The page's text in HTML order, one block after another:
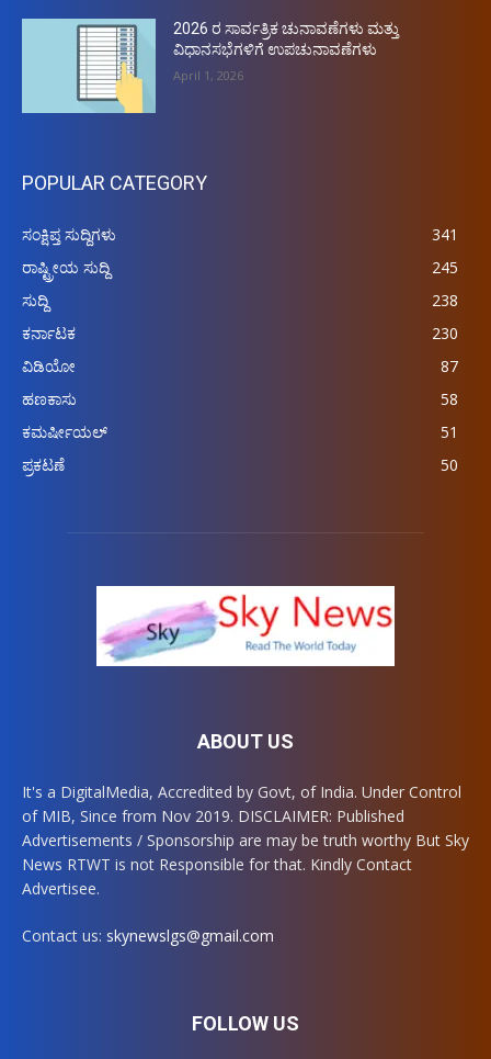
2026 ರ ಸಾರ್ವತ್ರಿಕ ಚುನಾವಣೆಗಳು ಮತ್ತು
ವಿಧಾನಸಭೆಗಳಿಗೆ ಉಪಚುನಾವಣೆಗಳು
April 1, 2026
POPULAR CATEGORY
ಸಂಕ್ಷಿಪ್ತ ಸುದ್ದಿಗಳು
341
ರಾಷ್ಟ್ರೀಯ ಸುದ್ದಿ
245
ಸುದ್ದಿ
238
ಕರ್ನಾಟಕ
230
ವಿಡಿಯೋ
87
ಹಣಕಾಸು
58
ಕಮರ್ಷೀಯಲ್
51
ಪ್ರಕಟಣೆ
50
ABOUT US
It's a DigitalMedia, Accredited by Govt, of India. Under Control
of MIB, Since from Nov 2019. DISCLAIMER: Published
Advertisements / Sponsorship are may be truth worthy But Sky
News RTWT is not Responsible for that. Kindly Contact
Advertisee.
Contact us: skynewslgs@gmail.com
FOLLOW US